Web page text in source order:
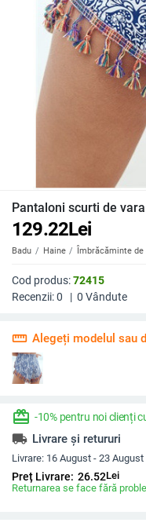
Pantaloni scurti de
129.22Lei
Badu Haine Îmbrăcăminte de
Cod produs:72415
Recenzii:0 | 0 Vândute
straighten Alegeți modelul sau
redeem -10% pentru noi clienți
local_shipping Livrare și retururi
Livrare: 16 August - 23 August
Preț Livrare: 26.52Lei
Returnarea se face fără